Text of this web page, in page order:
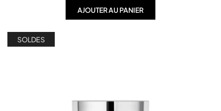
AJOUTER AU PANIER
SOLDES